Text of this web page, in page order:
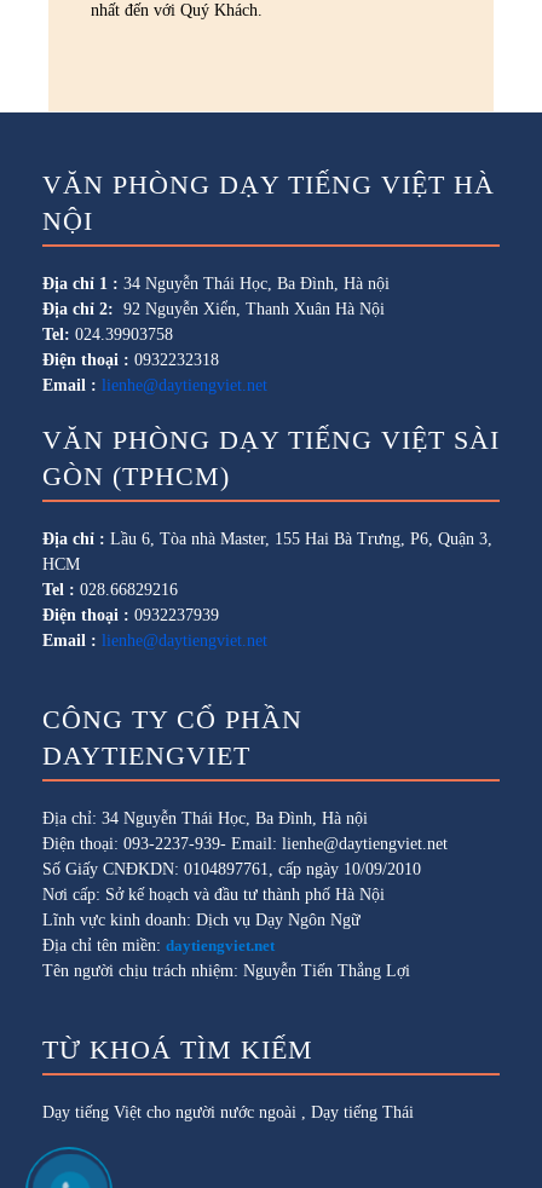
nhất đến với Quý Khách.
VĂN PHÒNG DẠY TIẾNG VIỆT HÀ
NỘI
Địa chỉ 1 : 34 Nguyễn Thái Học, Ba Đình, Hà nội
Địa chỉ 2: 92 Nguyễn Xiển, Thanh Xuân Hà Nội
Tel: 024.39903758
Điện thoại : 0932232318
Email : lienhe@daytiengviet.net
VĂN PHÒNG DẠY TIẾNG VIỆT SÀI
GÒN (TPHCM)
Địa chỉ : Lầu 6, Tòa nhà Master, 155 Hai Bà Trưng, P6, Quận 3,
HCM
Tel : 028.66829216
Điện thoại : 0932237939
Email : lienhe@daytiengviet.net
CÔNG TY CỔ PHẦN
DAYTIENGVIET
Địa chỉ: 34 Nguyễn Thái Học, Ba Đình, Hà nội
Điện thoại: 093-2237-939- Email: lienhe@daytiengviet.net
Số Giấy CNĐKDN: 0104897761, cấp ngày 10/09/2010
Nơi cấp: Sở kế hoạch và đầu tư thành phố Hà Nội
Lĩnh vực kinh doanh: Dịch vụ Dạy Ngôn Ngữ
Địa chỉ tên miền: daytiengviet.net
Tên người chịu trách nhiệm: Nguyễn Tiến Thắng Lợi
TỪ KHOÁ TÌM KIẾM
Dạy tiếng Việt cho người nước ngoài , Dạy tiếng Thái